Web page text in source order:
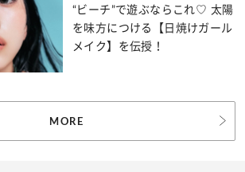
“ビーチ”で遊ぶならこれ♡ 太陽
を味方につける【日焼けガール
メイク】を伝授！
MORE